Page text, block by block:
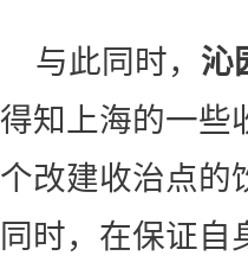
与此同时， 沁
得知上海的一些
个改建收治点的
同时，在保证自